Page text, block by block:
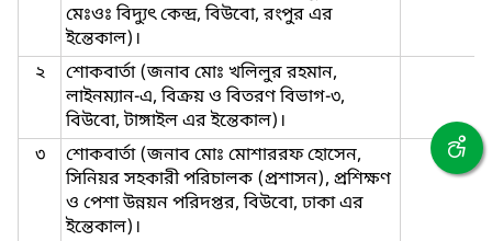
মেঃওঃ বিদ্যুৎ কেন্দ্র, বিউবো, রংপুর এর
ইন্তেকাল)।
২
শোকবার্তা (জনাব মোঃ খলিলুর রহমান,
লাইনম্যান-এ, বিক্রয় ও বিতরণ বিভাগ-৩,
বিউবো, টাঙ্গাইল এর ইন্তেকাল)।
৩
শোকবার্তা (জনাব মোঃ মোশাররফ হোসেন,
সিনিয়র সহকারী পরিচালক (প্রশাসন), প্রশিক্ষণ
ও পেশা উন্নয়ন পরিদপ্তর, বিউবো, ঢাকা এর
ইন্তেকাল)।